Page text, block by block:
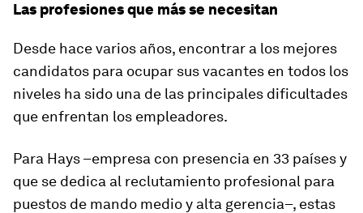
Las profesiones que más se necesitan
Desde hace varios años, encontrar a los mejores
candidatos para ocupar sus vacantes en todos los
niveles ha sido una de las principales dificultades
que enfrentan los empleadores.
Para Hays –empresa con presencia en 33 países y
que se dedica al reclutamiento profesional para
puestos de mando medio y alta gerencia–, estas